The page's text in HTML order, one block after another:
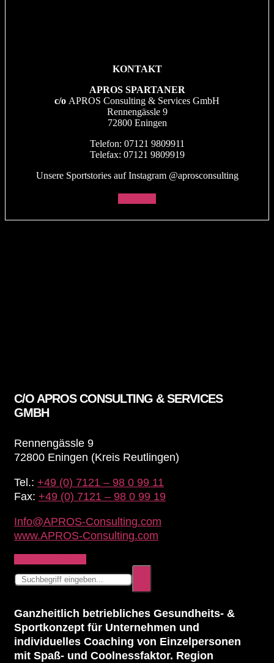
KONTAKT
APROS SPARTANER
c/o APROS Consulting & Services GmbH
Rennengässle 9
72800 Eningen
Telefon: 07121 9809911
Telefax: 07121 9809919
Unsere Sportstories auf Instagram @aprosconsulting
C/O APROS CONSULTING & SERVICES
GMBH
Rennengässle 9
72800 Eningen (Kreis Reutlingen)
Tel.: +49 (0) 7121 – 98 0 99 11
Fax: +49 (0) 7121 – 98 0 99 19
Info@APROS-Consulting.com
www.APROS-Consulting.com
Ganzheitlich betriebliches Gesundheits- &
Sportkonzept für Unternehmen und
individuelles Coaching von Einzelpersonen
mit Spaß- und Coolnessfaktor. Region